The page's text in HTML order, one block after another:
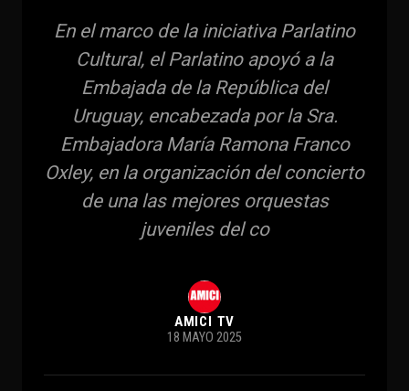
En el marco de la iniciativa Parlatino
Cultural, el Parlatino apoyó a la
Embajada de la República del
Uruguay, encabezada por la Sra.
Embajadora María Ramona Franco
Oxley, en la organización del concierto
de una las mejores orquestas
juveniles del co
AMICI TV
18 MAYO 2025